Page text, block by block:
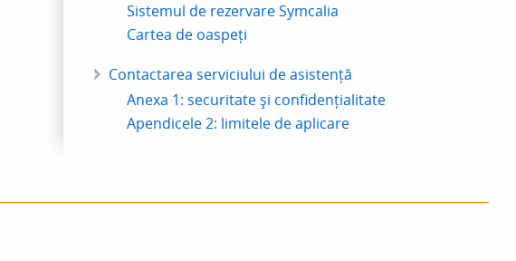
Sistemul de rezervare Symcalia
Cartea de oaspeți
Contactarea serviciului de asistență
Anexa 1: securitate și confidențialitate
Apendicele 2: limitele de aplicare